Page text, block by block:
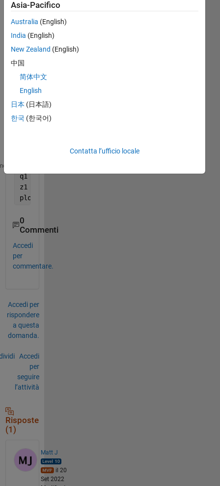
Lik
e to
find
x
val
this
pol
q1 = polyfit(f(f>0 & f <50),tmp1(f>0 & f <50),4);
z1 = polyval(q1,f);
plot(f(f>0 & f <50),z1(f>0 & f <50))
0
Commenti
Accedi
per
commentare.
Accedi per
rispondere
a questa
domanda.
Accedi
per
seguire
l’attività
Risposte
(1)
Matt J
il 20
Set 2022
Asia-Pacifico
Australia (English)
India (English)
New Zealand (English)
中国
简体中文
English
日本 (日本語)
한국 (한국어)
Contatta l’ufficio locale